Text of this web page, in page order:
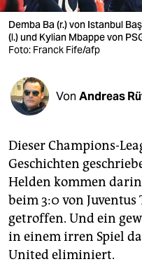
verlag
verlag
shop
fragen & hilfe
unterstützen
abo
genossenschaft
epaper login
Demba Ba (r.) von Istanbul
(l.) und Kylian Mbappe von
Foto: Franck Fife/afp
Von Andreas
Dieser Champions-
Geschichten
Helden kommen
beim 3:0 von
getroffen. Und ein
in einem irren Spiel
United eliminiert.